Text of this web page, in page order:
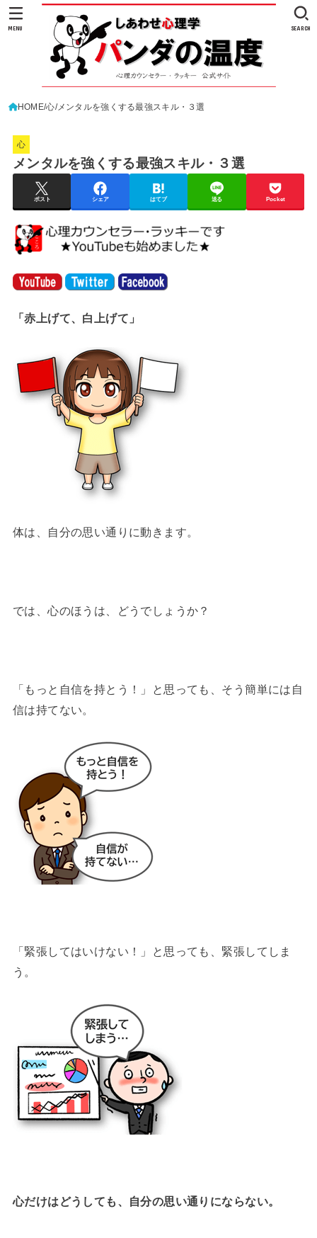
SEARCH
MENU
HOME 心 メンタルを強くする最強スキル・３選
心
メンタルを強くする最強スキル・３選
ポスト シェア はてブ 送る Pocket
「赤上げて、白上げて」
体は、自分の思い通りに動きます。
では、心のほうは、どうでしょうか？
「もっと自信を持とう！」と思っても、そう簡単には自
信は持てない。
「緊張してはいけない！」と思っても、緊張してしま
う。
心だけはどうしても、自分の思い通りにならない。